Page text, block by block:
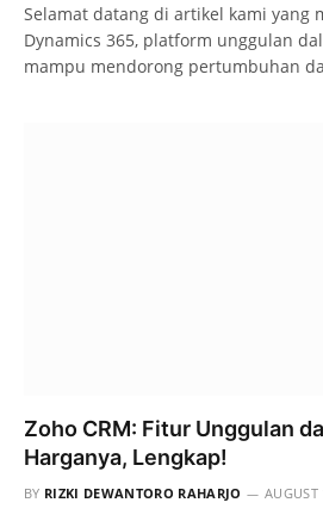
Selamat datang di artikel kami yang
Dynamics 365, platform unggulan
mampu mendorong pertumbuhan
Zoho CRM: Fitur Unggulan
Harganya, Lengkap!
BY RIZKI DEWANTORO RAHARJO